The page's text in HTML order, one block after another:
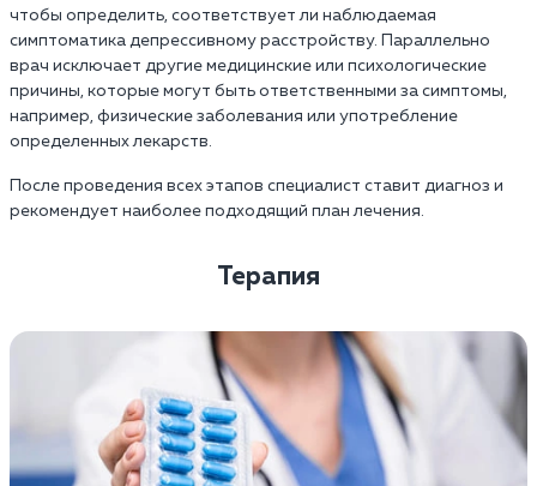
чтобы определить, соответствует ли наблюдаемая
симптоматика депрессивному расстройству. Параллельно
врач исключает другие медицинские или психологические
причины, которые могут быть ответственными за симптомы,
например, физические заболевания или употребление
определенных лекарств.
После проведения всех этапов специалист ставит диагноз и
рекомендует наиболее подходящий план лечения.
Терапия